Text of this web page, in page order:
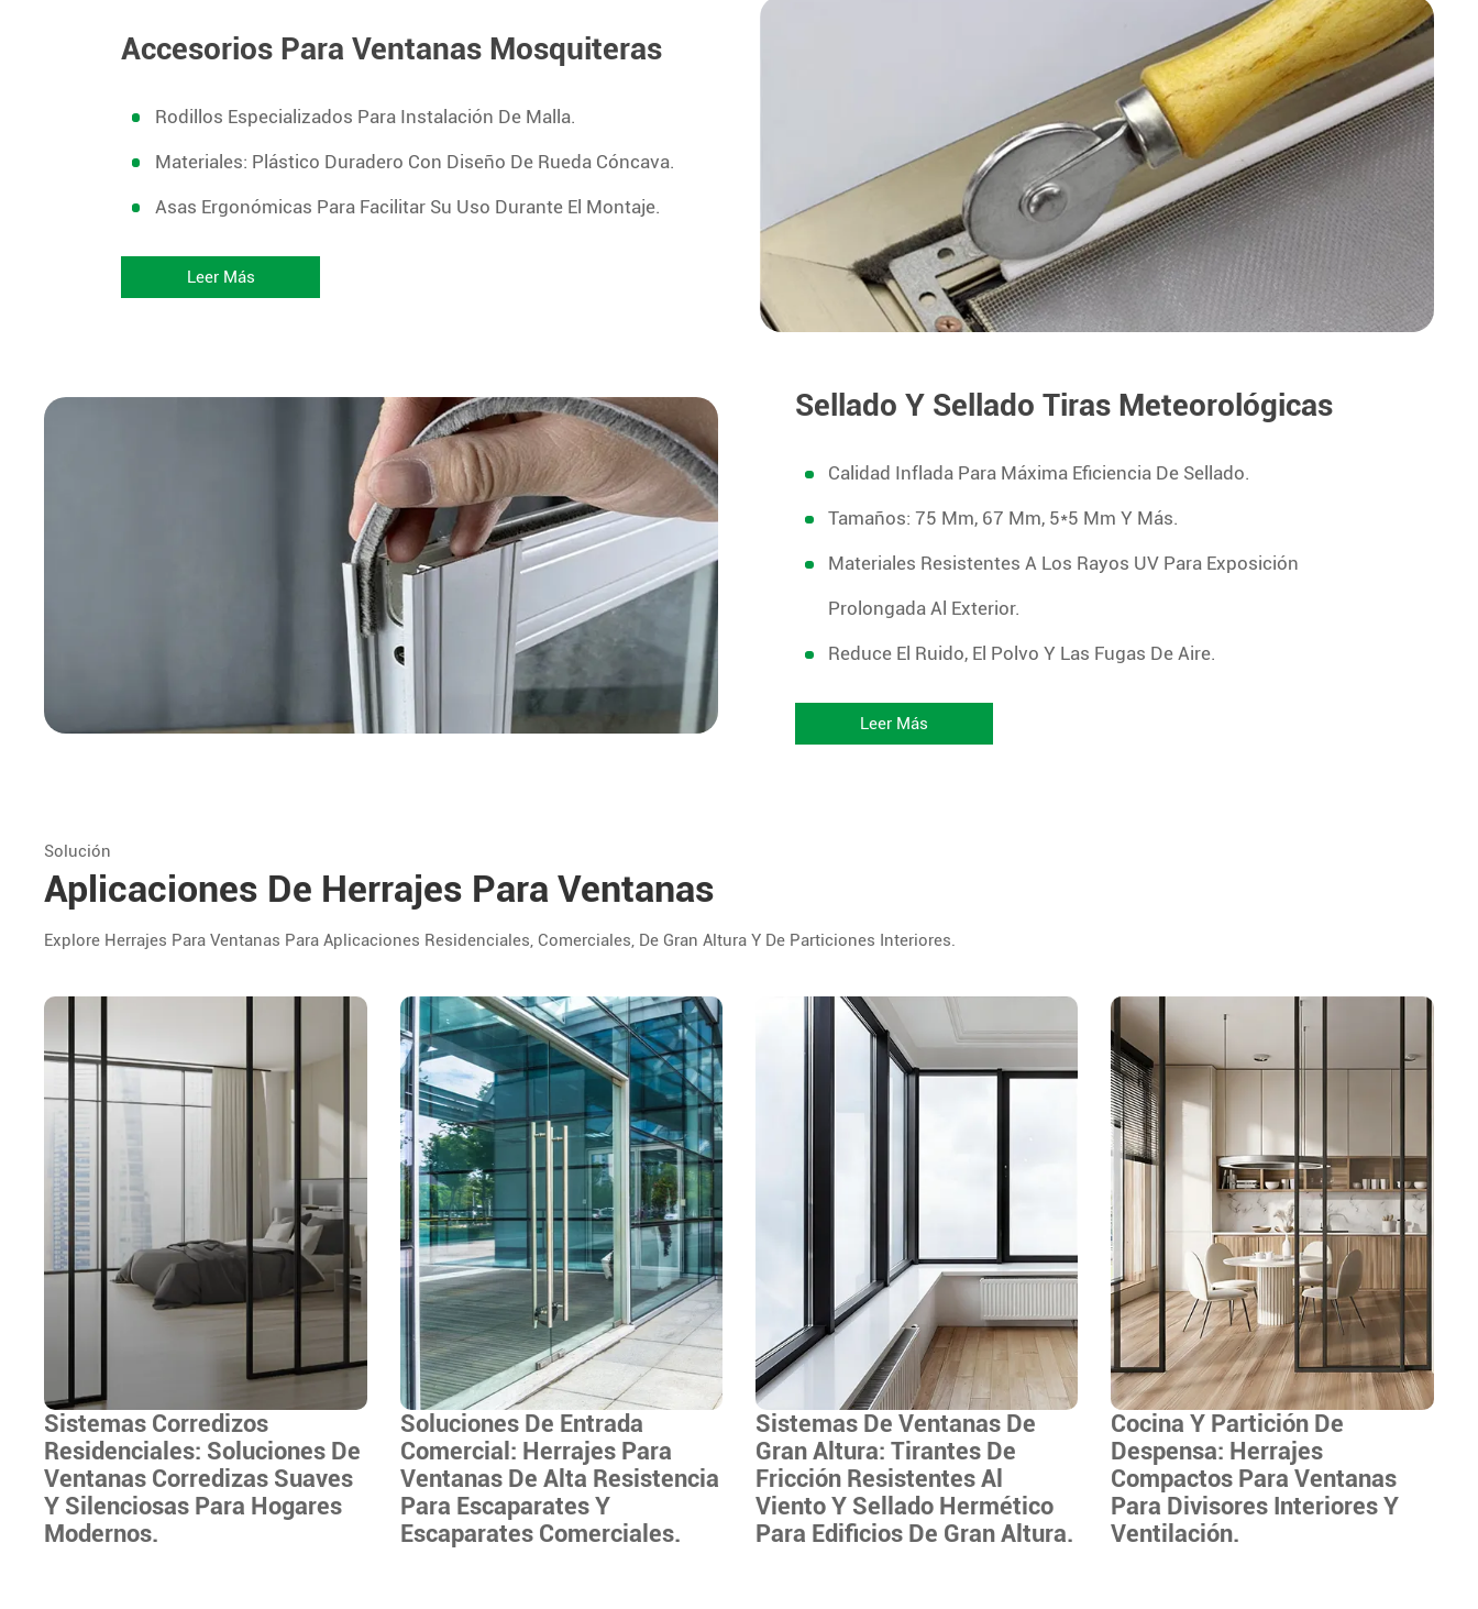
Accesorios Para Ventanas Mosquiteras
Rodillos Especializados Para Instalación De Malla.
Materiales: Plástico Duradero Con Diseño De Rueda Cóncava.
Asas Ergonómicas Para Facilitar Su Uso Durante El Montaje.
Leer Más
Sellado Y Sellado Tiras Meteorológicas
Calidad Inflada Para Máxima Eficiencia De Sellado.
Tamaños: 75 Mm, 67 Mm, 5*5 Mm Y Más.
Materiales Resistentes A Los Rayos UV Para Exposición
Prolongada Al Exterior.
Reduce El Ruido, El Polvo Y Las Fugas De Aire.
Leer Más
Solución
Aplicaciones De Herrajes Para Ventanas
Explore Herrajes Para Ventanas Para Aplicaciones Residenciales, Comerciales, De Gran Altura Y De Particiones Interiores.
Sistemas Corredizos
Residenciales: Soluciones De
Ventanas Corredizas Suaves
Y Silenciosas Para Hogares
Modernos.
Soluciones De Entrada
Comercial: Herrajes Para
Ventanas De Alta Resistencia
Para Escaparates Y
Escaparates Comerciales.
Sistemas De Ventanas De
Gran Altura: Tirantes De
Fricción Resistentes Al
Viento Y Sellado Hermético
Para Edificios De Gran Altura.
Cocina Y Partición De
Despensa: Herrajes
Compactos Para Ventanas
Para Divisores Interiores Y
Ventilación.